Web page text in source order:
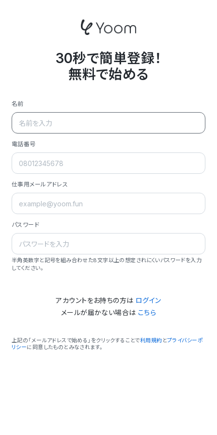
30秒で簡単登録！
無料で始める
名前
電話番号
仕事用メールアドレス
パスワード
半角英数字と記号を組み合わせた8文字以上の想定されにくいパスワードを入力
してください。
アカウントをお持ちの方は ログイン
メールが届かない場合は こちら
上記の「メールアドレスで始める」をクリックすることで利用規約 とプライバシーポ
リシーに同意したものとみなされます。